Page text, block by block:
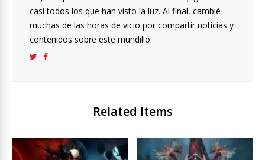
casi todos los que han visto la luz. Al final, cambié
muchas de las horas de vicio por compartir noticias y
contenidos sobre este mundillo.
Related Items